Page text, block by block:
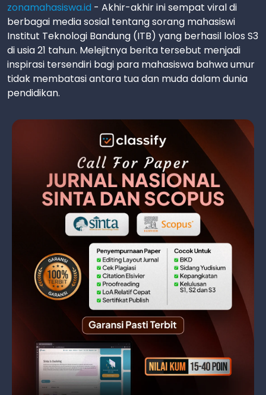
zonamahasiswa.id - Akhir-akhir ini sempat viral di
berbagai media sosial tentang sorang mahasiswi
Institut Teknologi Bandung (ITB) yang berhasil lolos S3
di usia 21 tahun. Melejitnya berita tersebut menjadi
inspirasi tersendiri bagi para mahasiswa bahwa umur
tidak membatasi antara tua dan muda dalam dunia
pendidikan.